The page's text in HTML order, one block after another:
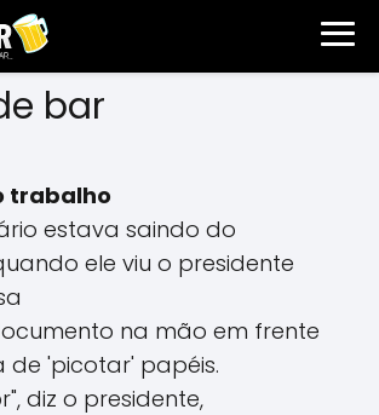
bar
trabalho
estava saindo do
ele viu o presidente
na mão em frente
de 'picotar' papéis.
diz o presidente,